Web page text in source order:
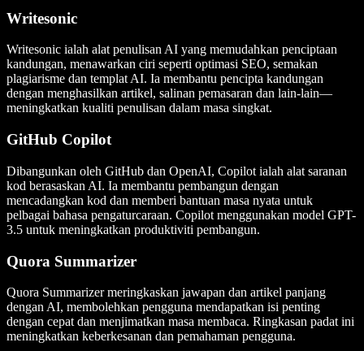
Writesonic
Writesonic ialah alat penulisan AI yang memudahkan penciptaan
kandungan, menawarkan ciri seperti optimasi SEO, semakan
plagiarisme dan templat AI. Ia membantu pencipta kandungan
dengan menghasilkan artikel, salinan pemasaran dan lain-lain—
meningkatkan kualiti penulisan dalam masa singkat.
GitHub Copilot
Dibangunkan oleh GitHub dan OpenAI, Copilot ialah alat saranan
kod berasaskan AI. Ia membantu pembangun dengan
mencadangkan kod dan memberi bantuan masa nyata untuk
pelbagai bahasa pengaturcaraan. Copilot menggunakan model GPT-
3.5 untuk meningkatkan produktiviti pembangun.
Quora Summarizer
Quora Summarizer meringkaskan jawapan dan artikel panjang
dengan AI, membolehkan pengguna mendapatkan isi penting
dengan cepat dan menjimatkan masa membaca. Ringkasan padat ini
meningkatkan keberkesanan dan pemahaman pengguna.